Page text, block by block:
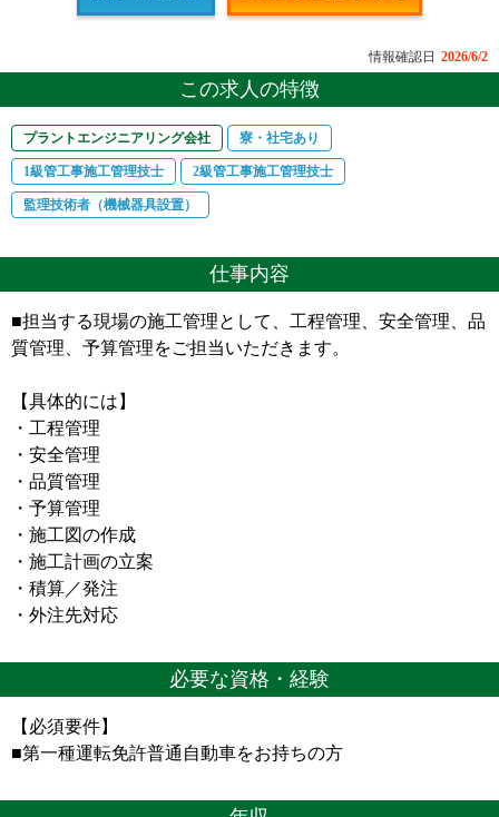
情報確認日 2026/6/2
この求人の特徴
プラントエンジニアリング会社 寮・社宅あり
1級管工事施工管理技士 2級管工事施工管理技士
監理技術者（機械器具設置）
仕事内容
■担当する現場の施工管理として、工程管理、安全管理、品
質管理、予算管理をご担当いただきます。
【具体的には】
・工程管理
・安全管理
・品質管理
・予算管理
・施工図の作成
・施工計画の立案
・積算／発注
・外注先対応
必要な資格・経験
【必須要件】
■第一種運転免許普通自動車をお持ちの方